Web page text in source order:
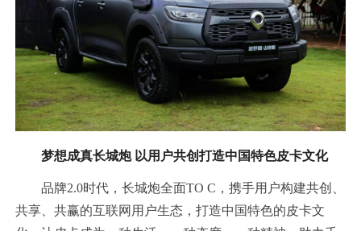
梦想成真长城炮 以用户共创打造中国特色皮卡文化
品牌2.0时代，长城炮全面TO C，携手用户构建共创、
共享、共赢的互联网用户生态，打造中国特色的皮卡文